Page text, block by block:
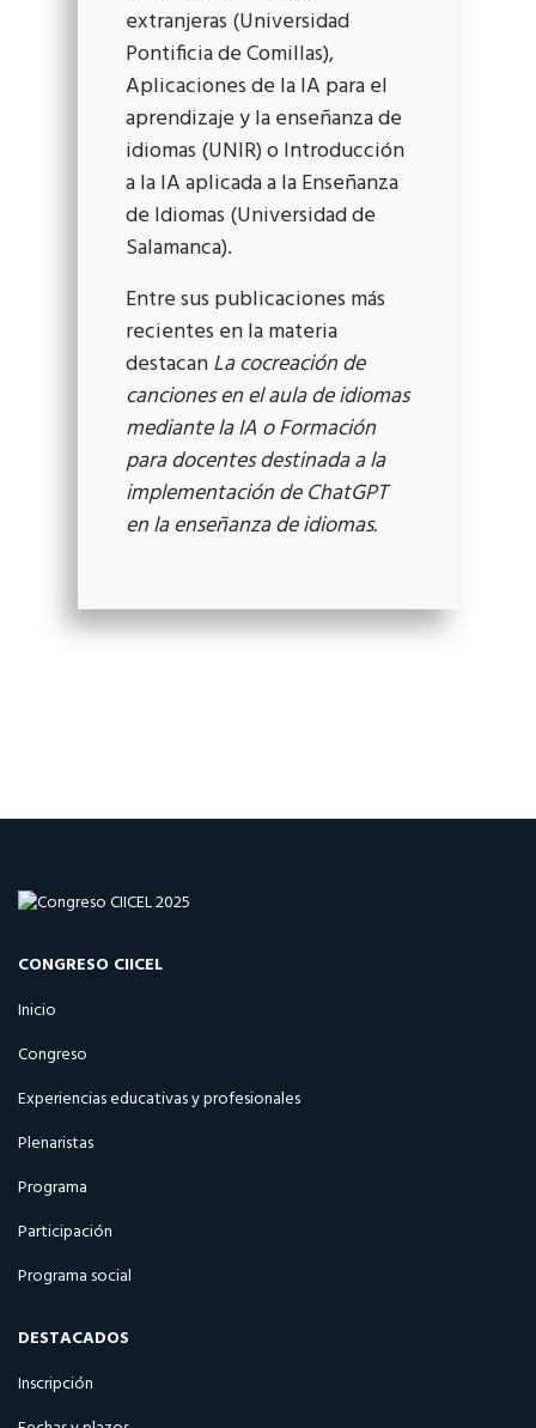
extranjeras (Universidad
Pontificia de Comillas),
Aplicaciones de la IA para el
aprendizaje y la enseñanza de
idiomas (UNIR) o Introducción
a la IA aplicada a la Enseñanza
de Idiomas (Universidad de
Salamanca).
Entre sus publicaciones más
recientes en la materia
destacanLa cocreación de
canciones en el aula de idiomas
mediante la IA o Formación
para docentes destinada a la
implementación de ChatGPT
en la enseñanza de idiomas.
CONGRESO CIICEL
Inicio
Congreso
Experiencias educativas y profesionales
Plenaristas
Programa
Participación
Programa social
DESTACADOS
Inscripción